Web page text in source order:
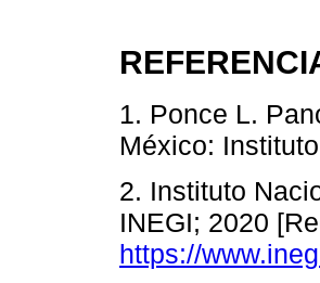
1. Ponce L.
México:
2. Instituto
INEGI; 2020
https://